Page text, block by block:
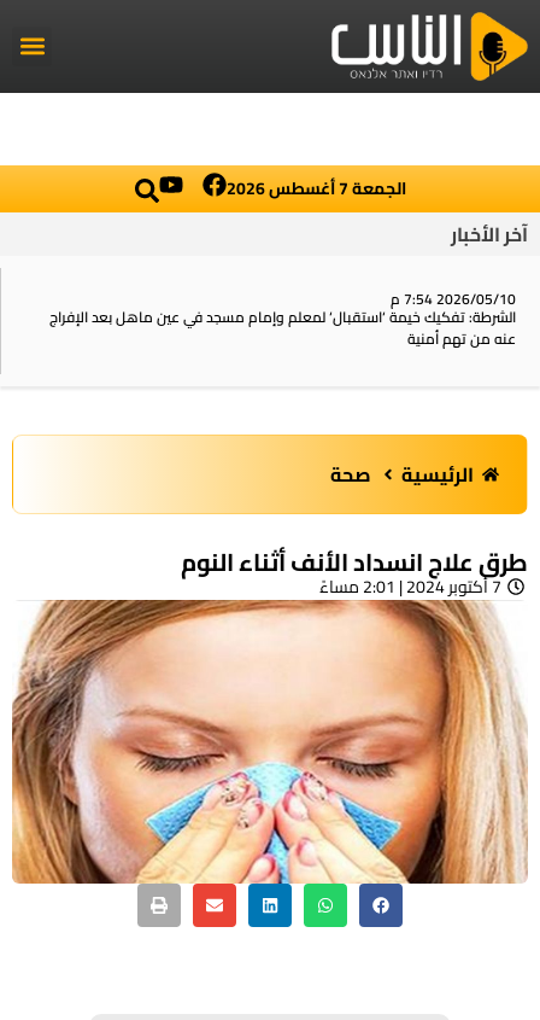
الجمعة 7 أغسطس 2026
آخر الأخبار
2026/05/10 7:54 م
الشرطة: تفكيك خيمة ‘استقبال‘ لمعلم وإمام مسجد في عين ماهل بعد الإفراج
عنه من تهم أمنية
الرئيسية صحة
طرق علاج انسداد الأنف أثناء النوم
7 أكتوبر 2024 | 2:01 مساءً